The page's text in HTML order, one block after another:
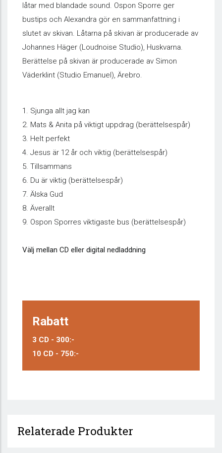
låtar med blandade sound. Ospon Sporre ger
bustips och Alexandra gör en sammanfattning i
slutet av skivan. Låtarna på skivan är producerade av
Johannes Häger (Loudnoise Studio), Huskvarna.
Berättelse på skivan är producerade av Simon
Väderklint (Studio Emanuel), Ärebro.
1. Sjunga allt jag kan
2. Mats & Anita på viktigt uppdrag (berättelsespår)
3. Helt perfekt
4. Jesus är 12 år och viktig (berättelsespår)
5. Tillsammans
6. Du är viktig (berättelsespår)
7. Älska Gud
8. Äverallt
9. Ospon Sporres viktigaste bus (berättelsespår)
Välj mellan CD eller digital nedladdning
Rabatt
3 CD - 300:-
10 CD - 750:-
Relaterade Produkter